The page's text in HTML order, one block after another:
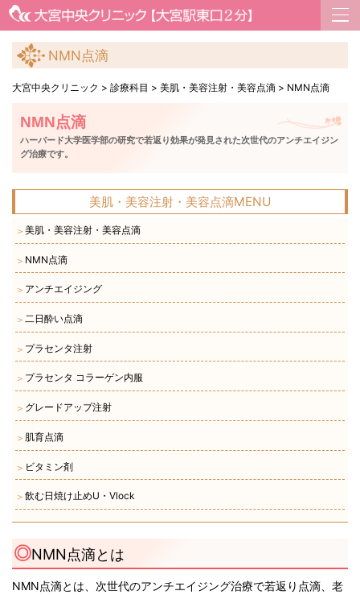
NMN点滴
大宮中央クリニック > 診療科目 > 美肌・美容注射・美容点滴 > NMN点滴
NMN点滴
ハーバード大学医学部の研究で若返り効果が発見された次世代のアンチエイジン
グ治療です。
美肌・美容注射・美容点滴MENU
＞美肌・美容注射・美容点滴
＞ NMN点滴
＞ アンチエイジング
＞二日酔い点滴
＞ プラセンタ注射
＞ プラセンタ コラーゲン内服
＞ グレードアップ注射
＞ 肌育点滴
＞ ビタミン剤
＞飲む日焼け止めU・Vlock
NMN点滴とは
NMN点滴とは、次世代のアンチエイジング治療で若返り点滴、老